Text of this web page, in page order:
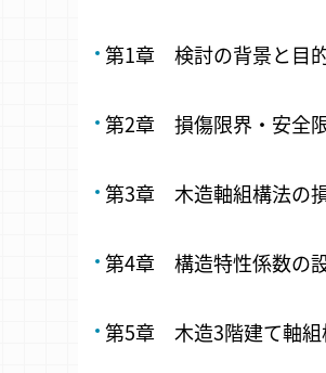
第1章 検討の背景と目
第2章 損傷限界・安全
第3章 木造軸組構法の
第4章 構造特性係数の
第5章 木造3階建て軸組